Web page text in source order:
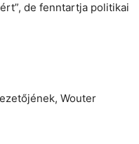
de fenntartja politikai
Wouter